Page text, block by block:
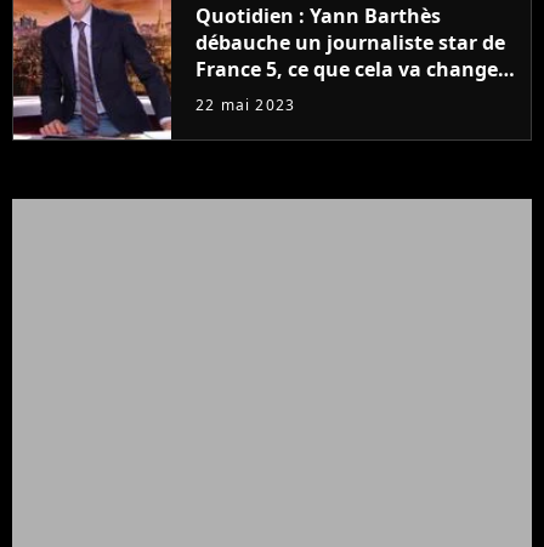
Quotidien : Yann Barthès
débauche un journaliste star de
France 5, ce que cela va changer
à la rentrée
22 mai 2023